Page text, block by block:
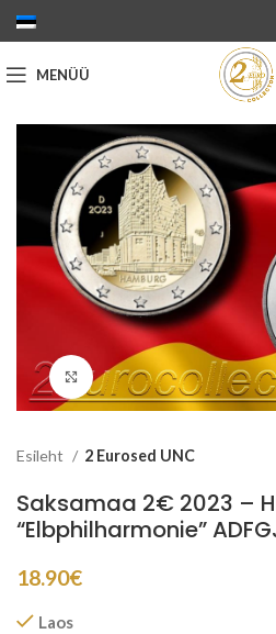
MENÜÜ
Suurenda
Esileht 2 Eurosed UNC
Saksamaa 2€ 2023 –
“Elbphilharmonie”
18.90€
Laos